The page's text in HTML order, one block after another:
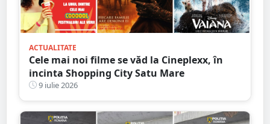
ACTUALITATE
Cele mai noi filme se văd la Cineplexx, în
incinta Shopping City Satu Mare
9 iulie 2026